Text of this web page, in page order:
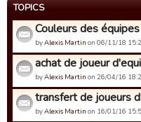
TOPICS
Couleurs des équipes
byAlexis Martin on 06/11/18
achat de joueur
byAlexis Martin on 26/04/16
transfert de joueurs
byAlexis Martin on 16/01/16